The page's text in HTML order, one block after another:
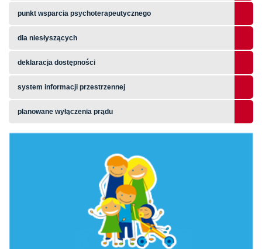
punkt wsparcia psychoterapeutycznego
dla niesłyszących
deklaracja dostępności
system informacji przestrzennej
planowane wyłączenia prądu